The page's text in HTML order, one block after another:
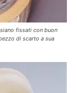
fissati con buon
di scarto a sua